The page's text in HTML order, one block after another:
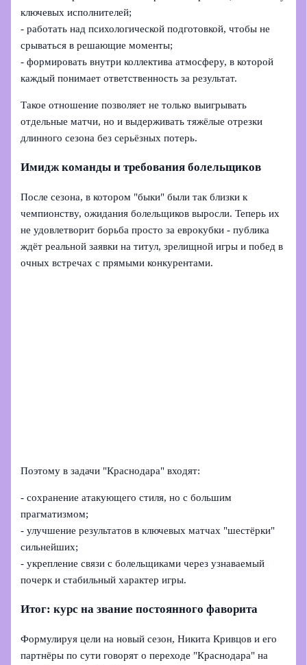
ключевых исполнителей;
- работать над психологической подготовкой, чтобы не
срываться в решающие моменты;
- формировать внутри коллектива атмосферу, в которой
каждый понимает ответственность за результат.
Такое отношение позволяет не только выигрывать
отдельные матчи, но и выдерживать тяжёлые отрезки
длинного сезона без серьёзных потерь.
Имидж команды и требования болельщиков
После сезона, в котором "быки" были так близки к
чемпионству, ожидания болельщиков выросли. Теперь их
не удовлетворит борьба просто за еврокубки - публика
ждёт реальной заявки на титул, зрелищной игры и побед в
очных встречах с прямыми конкурентами.
Поэтому в задачи "Краснодара" входят:
- сохранение атакующего стиля, но с большим
прагматизмом;
- улучшение результатов в ключевых матчах "шестёрки"
сильнейших;
- укрепление связи с болельщиками через узнаваемый
почерк и стабильный характер игры.
Итог: курс на звание постоянного фаворита
Формулируя цели на новый сезон, Никита Кривцов и его
партнёры по сути говорят о переходе "Краснодара" на